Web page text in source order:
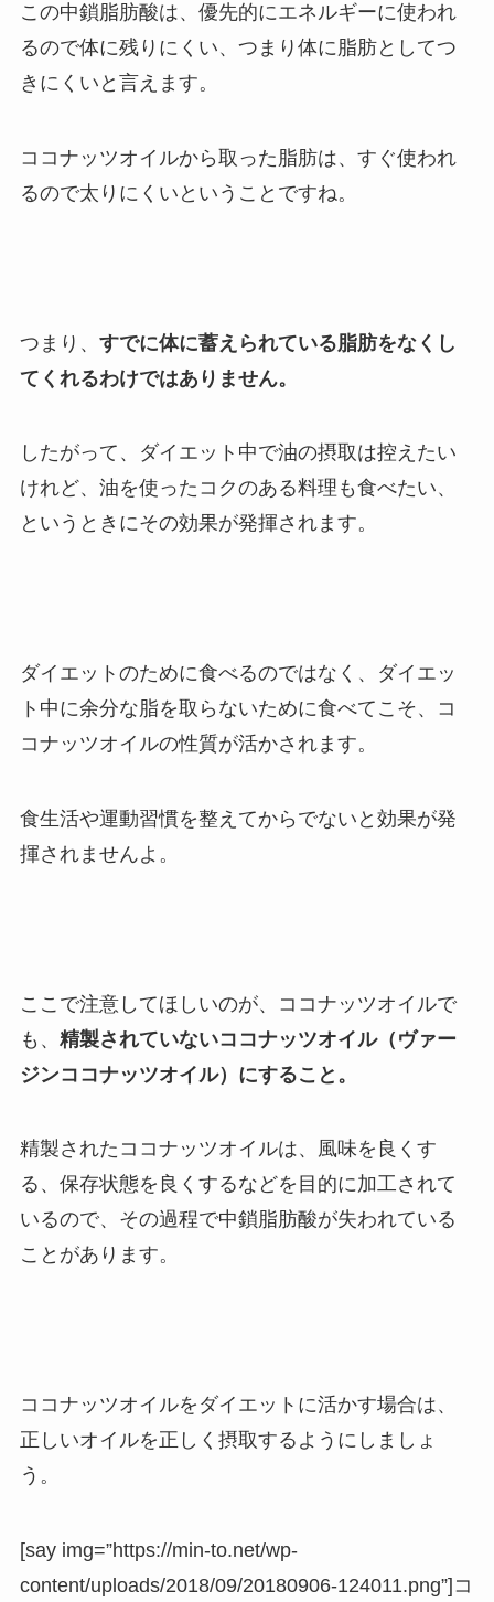
この中鎖脂肪酸は、優先的にエネルギーに使われ
るので体に残りにくい、つまり体に脂肪としてつ
きにくいと言えます。
ココナッツオイルから取った脂肪は、すぐ使われ
るので太りにくいということですね。
つまり、 すでに体に蓄えられている脂肪をなくし
てくれるわけではありません。
したがって、ダイエット中で油の摂取は控えたい
けれど、油を使ったコクのある料理も食べたい、
というときにその効果が発揮されます。
ダイエットのために食べるのではなく、ダイエッ
ト中に余分な脂を取らないために食べてこそ、コ
コナッツオイルの性質が活かされます。
食生活や運動習慣を整えてからでないと効果が発
揮されませんよ。
ここで注意してほしいのが、ココナッツオイルで
も、 精製されていないココナッツオイル（ヴァー
ジンココナッツオイル）にすること。
精製されたココナッツオイルは、風味を良くす
る、保存状態を良くするなどを目的に加工されて
いるので、その過程で中鎖脂肪酸が失われている
ことがあります。
ココナッツオイルをダイエットに活かす場合は、
正しいオイルを正しく摂取するようにしましょ
う。
[say img=”https://min-to.net/wp-
content/uploads/2018/09/20180906-124011.png”]コ